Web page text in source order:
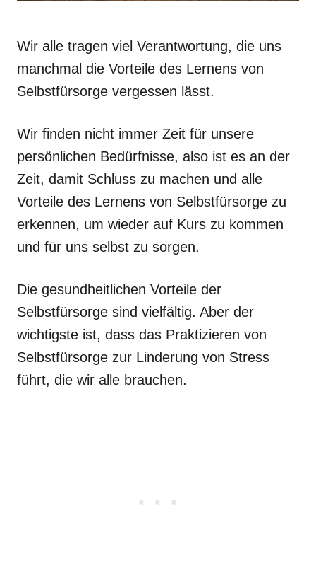
Wir alle tragen viel Verantwortung, die uns
manchmal die Vorteile des Lernens von
Selbstfürsorge vergessen lässt.
Wir finden nicht immer Zeit für unsere
persönlichen Bedürfnisse, also ist es an der
Zeit, damit Schluss zu machen und alle
Vorteile des Lernens von Selbstfürsorge zu
erkennen, um wieder auf Kurs zu kommen
und für uns selbst zu sorgen.
Die gesundheitlichen Vorteile der
Selbstfürsorge sind vielfältig. Aber der
wichtigste ist, dass das Praktizieren von
Selbstfürsorge zur Linderung von Stress
führt, die wir alle brauchen.